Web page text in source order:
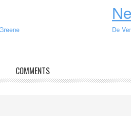
De
COMMENTS